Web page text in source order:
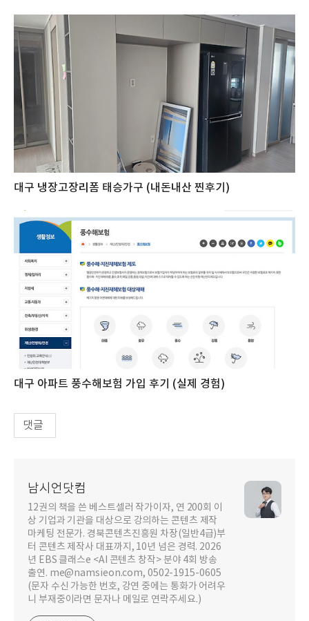
대구 냉장고장리폼 태승가구 (내돈내산 찐후기)
대구 아파트 풍수해보험 가입 후기 (실제 경험)
댓글
남시언닷컴
12권의 책을 쓴 베스트셀러 작가이자, 연 200회 이
상 기업과 기관을 대상으로 강의하는 콘텐츠 제작
마케팅 전문가. 경북콘텐츠진흥원 차장(일반4급)부
터 콘텐츠 제작사 대표까지, 10년 넘은 경력. 2026
년 EBS 클래스e <AI 콘텐츠 창작> 분야 4회 방송
출연. me@namsieon.com, 0502-1915-0605
(문자 수신 가능한 번호, 강연 중에는 통화가 어려우
니 부재중이라면 문자나 메일로 연락주세요.)